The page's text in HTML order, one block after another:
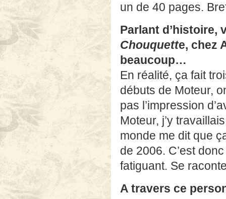
un de 40 pages.
Parlant d’histoire,
Chouquette, chez
beaucoup…
En réalité, ça fait
débuts de Moteur,
pas l’impression
Moteur, j’y
monde me dit que
de 2006. C’est
fatiguant. Se
A travers ce